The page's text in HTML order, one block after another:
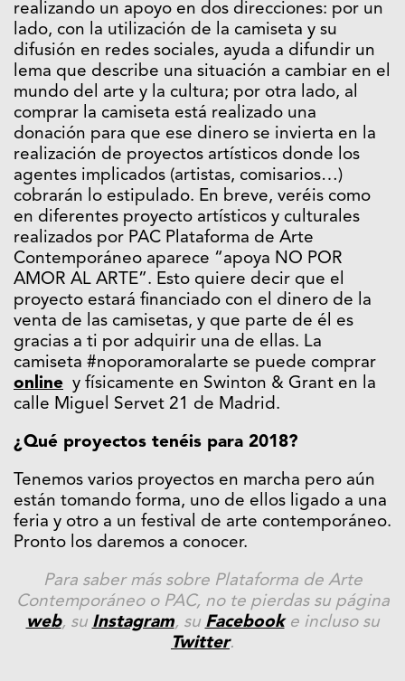
realizando un apoyo en dos direcciones: por un
lado, con la utilización de la camiseta y su
difusión en redes sociales, ayuda a difundir un
lema que describe una situación a cambiar en el
mundo del arte y la cultura; por otra lado, al
comprar la camiseta está realizado una
donación para que ese dinero se invierta en la
realización de proyectos artísticos donde los
agentes implicados (artistas, comisarios…)
cobrarán lo estipulado. En breve, veréis como
en diferentes proyecto artísticos y culturales
realizados por PAC Plataforma de Arte
Contemporáneo aparece “apoya NO POR
AMOR AL ARTE”. Esto quiere decir que el
proyecto estará financiado con el dinero de la
venta de las camisetas, y que parte de él es
gracias a ti por adquirir una de ellas. La
camiseta #noporamoralarte se puede comprar
online y físicamente en Swinton & Grant en la
calle Miguel Servet 21 de Madrid.
¿Qué proyectos tenéis para 2018?
Tenemos varios proyectos en marcha pero aún
están tomando forma, uno de ellos ligado a una
feria y otro a un festival de arte contemporáneo.
Pronto los daremos a conocer.
Para saber más sobre Plataforma de Arte
Contemporáneo o PAC, no te pierdas su página
web, su Instagram, su Facebooke incluso su
Twitter.